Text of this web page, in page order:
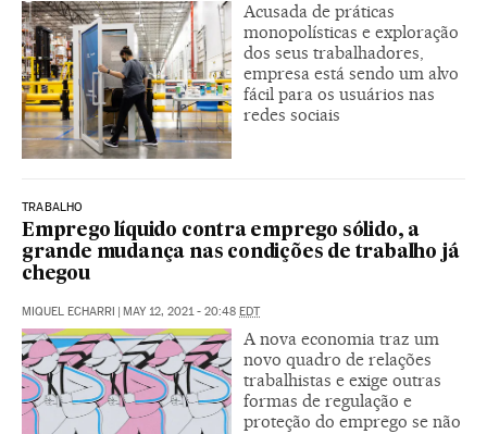
Acusada de práticas
monopolísticas e exploração
dos seus trabalhadores,
empresa está sendo um alvo
fácil para os usuários nas
redes sociais
TRABALHO
Emprego líquido contra emprego sólido, a
grande mudança nas condições de trabalho já
chegou
MIQUEL ECHARRI | MAY 12, 2021 - 20:48 EDT
A nova economia traz um
novo quadro de relações
trabalhistas e exige outras
formas de regulação e
proteção do emprego se não